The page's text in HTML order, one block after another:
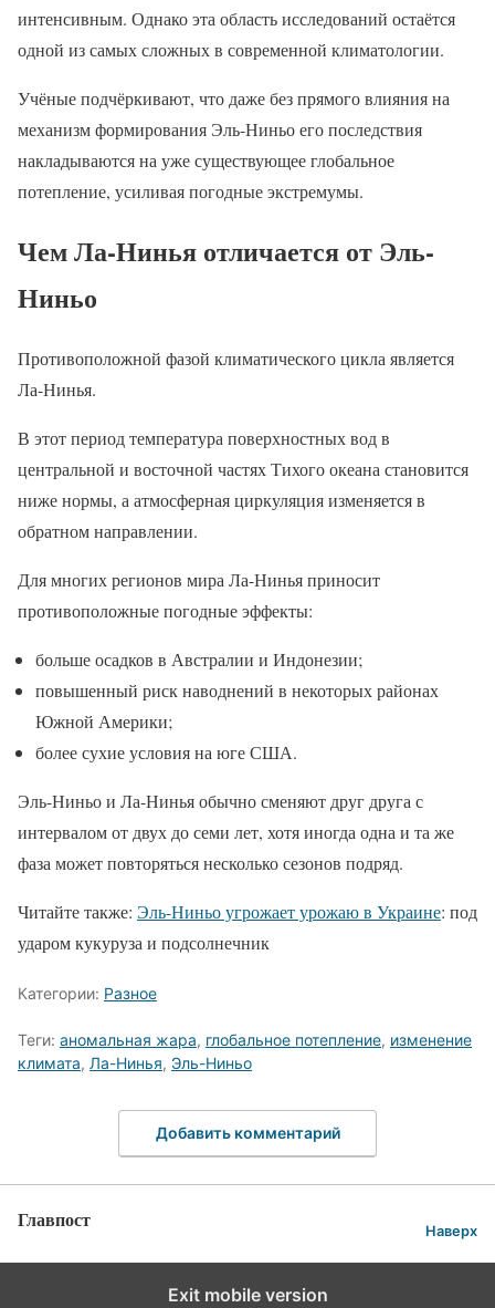
интенсивным. Однако эта область исследований остаётся
одной из самых сложных в современной климатологии.
Учёные подчёркивают, что даже без прямого влияния на
механизм формирования Эль-Ниньо его последствия
накладываются на уже существующее глобальное
потепление, усиливая погодные экстремумы.
Чем Ла-Нинья отличается от Эль-
Ниньо
Противоположной фазой климатического цикла является
Ла-Нинья.
В этот период температура поверхностных вод в
центральной и восточной частях Тихого океана становится
ниже нормы, а атмосферная циркуляция изменяется в
обратном направлении.
Для многих регионов мира Ла-Нинья приносит
противоположные погодные эффекты:
больше осадков в Австралии и Индонезии;
повышенный риск наводнений в некоторых районах
Южной Америки;
более сухие условия на юге США.
Эль-Ниньо и Ла-Нинья обычно сменяют друг друга с
интервалом от двух до семи лет, хотя иногда одна и та же
фаза может повторяться несколько сезонов подряд.
Читайте также: Эль-Ниньо угрожает урожаю в Украине: под
ударом кукуруза и подсолнечник
Категории: Разное
Теги: аномальная жара, глобальное потепление, изменение
климата, Ла-Нинья, Эль-Ниньо
Добавить комментарий
Главпост Наверх
Exit mobile version